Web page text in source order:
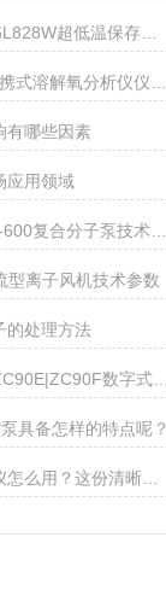
有哪些因素
应用领域
日本ULVAC CFB-600复合分子泵技术参数
型离子风机技术参数
的处理方法
ZC90G|ZC90D|ZC90E|ZC90F数字式高阻计
具备怎样的特点呢？